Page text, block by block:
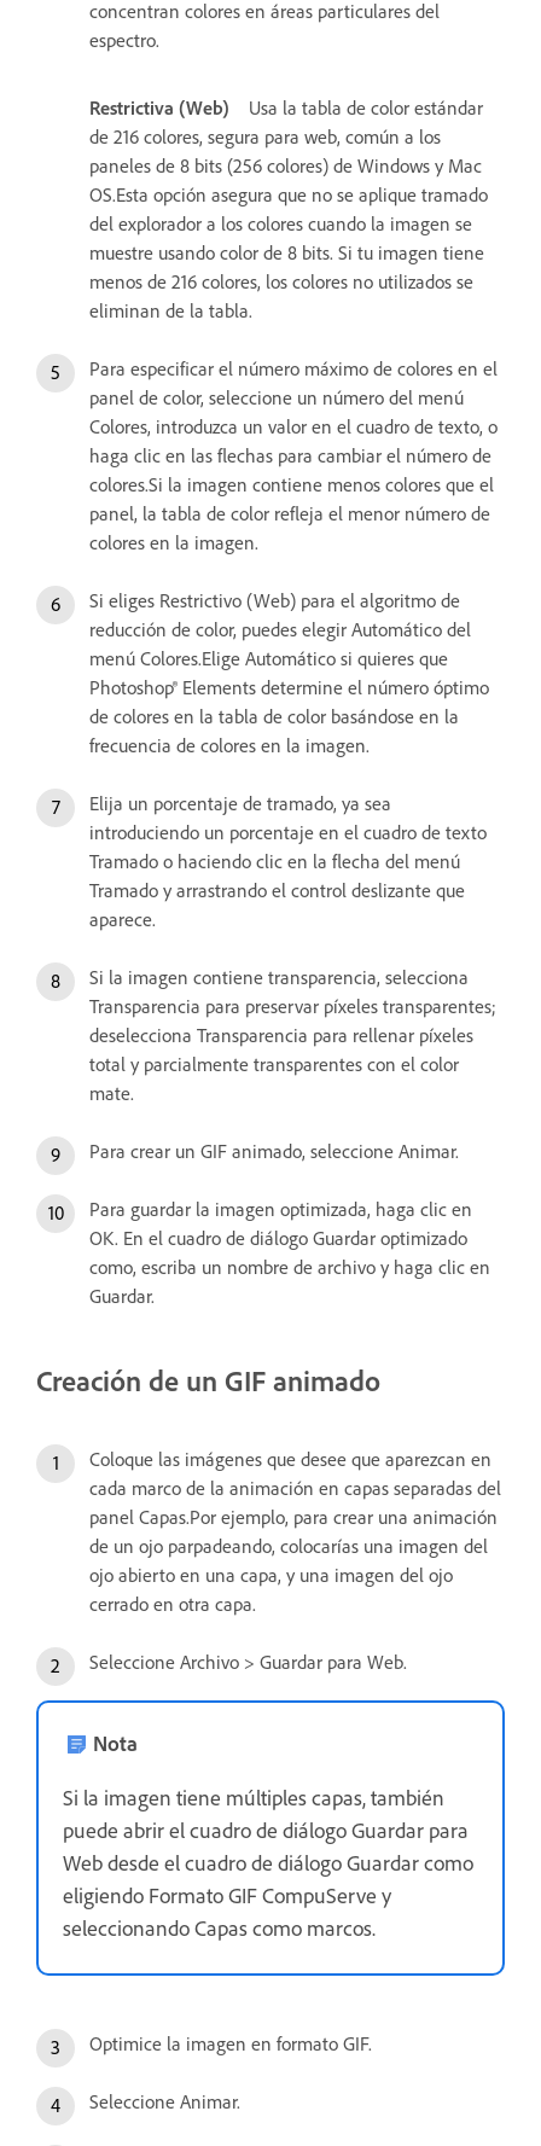
concentran colores en áreas particulares del
espectro.
Restrictiva (Web)
Usa la tabla de color estándar
de 216 colores, segura para web, común a los
paneles de 8 bits (256 colores) de Windows y Mac
OS.Esta opción asegura que no se aplique tramado
del explorador a los colores cuando la imagen se
muestre usando color de 8 bits. Si tu imagen tiene
menos de 216 colores, los colores no utilizados se
eliminan de la tabla.
Para especificar el número máximo de colores en el
panel de color, seleccione un número del menú
Colores, introduzca un valor en el cuadro de texto, o
haga clic en las flechas para cambiar el número de
colores.Si la imagen contiene menos colores que el
panel, la tabla de color refleja el menor número de
colores en la imagen.
Si eliges Restrictivo (Web) para el algoritmo de
reducción de color, puedes elegir Automático del
menú Colores.Elige Automático si quieres que
Photoshop® Elements determine el número óptimo
de colores en la tabla de color basándose en la
frecuencia de colores en la imagen.
Elija un porcentaje de tramado, ya sea
introduciendo un porcentaje en el cuadro de texto
Tramado o haciendo clic en la flecha del menú
Tramado y arrastrando el control deslizante que
aparece.
Si la imagen contiene transparencia, selecciona
Transparencia para preservar píxeles transparentes;
deselecciona Transparencia para rellenar píxeles
total y parcialmente transparentes con el color
mate.
Para crear un GIF animado, seleccione Animar.
Para guardar la imagen optimizada, haga clic en
OK. En el cuadro de diálogo Guardar optimizado
como, escriba un nombre de archivo y haga clic en
Guardar.
Creación de un GIF animado
Coloque las imágenes que desee que aparezcan en
cada marco de la animación en capas separadas del
panel Capas.Por ejemplo, para crear una animación
de un ojo parpadeando, colocarías una imagen del
ojo abierto en una capa, y una imagen del ojo
cerrado en otra capa.
Seleccione Archivo > Guardar para Web.
Nota
Si la imagen tiene múltiples capas, también
puede abrir el cuadro de diálogo Guardar para
Web desde el cuadro de diálogo Guardar como
eligiendo Formato GIF CompuServe y
seleccionando Capas como marcos.
Optimice la imagen en formato GIF.
Seleccione Animar.